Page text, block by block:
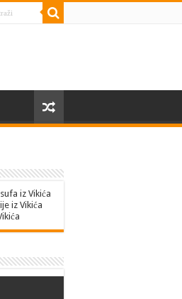
iz Vikića
iz Vikića